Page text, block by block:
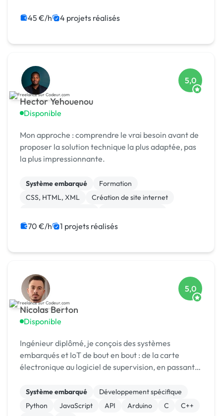
Vidéo IA
Chatbot ChatGPT
45 €/h 4 projets réalisés
Hector Yehouenou
Disponible
5,0
Mon approche : comprendre le vrai besoin avant de
proposer la solution technique la plus adaptée, pas
la plus impressionnante.
Système embarqué
Formation
CSS, HTML, XML
Création de site internet
Landing page
Rédaction
70 €/h 1 projets réalisés
Nicolas Berton
Disponible
5,0
Ingénieur diplômé, je conçois des systèmes
embarqués et IoT de bout en bout : de la carte
électronique au logiciel de supervision, en passant
Système embarqué
Développement spécifique
Python
JavaScript API Arduino C
C++